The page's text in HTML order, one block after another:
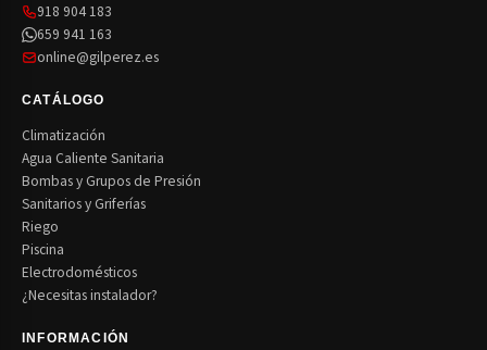
918 904 183
659 941 163
online@gilperez.es
CATÁLOGO
Climatización
Agua Caliente Sanitaria
Bombas y Grupos de Presión
Sanitarios y Griferías
Riego
Piscina
Electrodomésticos
¿Necesitas instalador?
INFORMACIÓN